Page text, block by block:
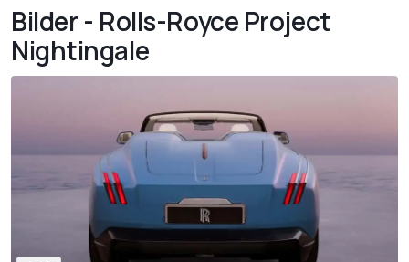
Bilder - Rolls-Royce Project
Nightingale